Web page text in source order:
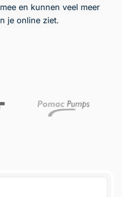
en kunnen veel meer
je online ziet.